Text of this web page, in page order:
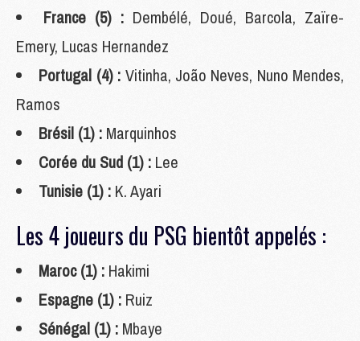
France (5) : Dembélé, Doué, Barcola, Zaïre-
Emery, Lucas Hernandez
Portugal (4) : Vitinha, João Neves, Nuno Mendes,
Ramos
Brésil (1) : Marquinhos
Corée du Sud (1) : Lee
Tunisie (1) : K. Ayari
Les 4 joueurs du PSG bientôt appelés :
Maroc (1) : Hakimi
Espagne (1) : Ruiz
Sénégal (1) : Mbaye